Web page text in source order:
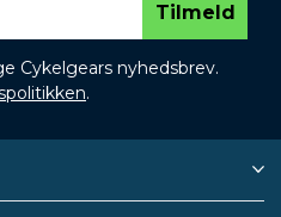
Tilmeld
Cykelgears nyhedsbrev.
.